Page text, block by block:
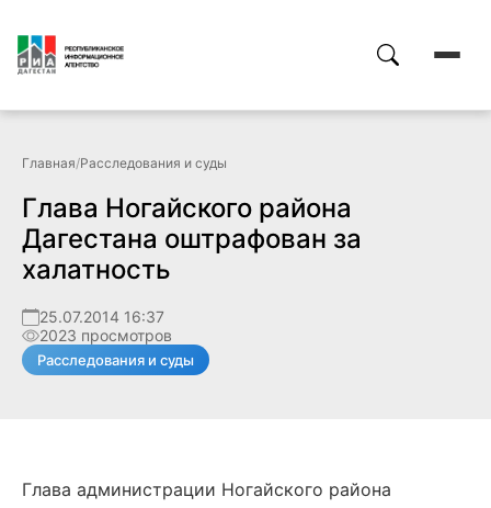
Главная/Расследования и суды
Глава Ногайского района
Дагестана оштрафован за
халатность
25.07.2014 16:37
2023 просмотров
Расследования и суды
Глава администрации Ногайского района